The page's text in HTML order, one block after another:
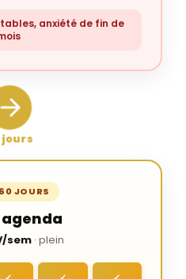
anxiété de fin de
jours
JOURS
sem · plein